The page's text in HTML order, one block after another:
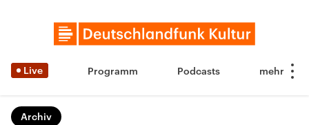
Live Programm Podcasts
Archiv